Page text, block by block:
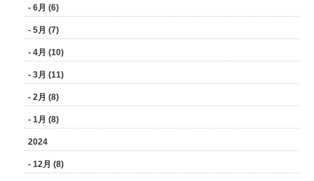
- 6月 (6)
- 5月 (7)
- 4月 (10)
- 3月 (11)
- 2月 (8)
- 1月 (8)
2024
- 12月 (8)